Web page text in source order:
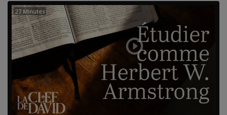
27 Minutes